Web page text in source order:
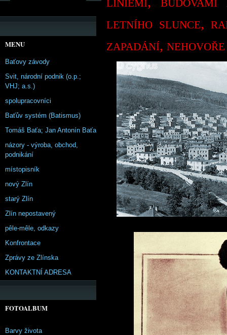
letního slunce,
zapadání,
MENU
Baťovy závody
Svit, národní podnik (o.p.;
VHJ; a.s.)
spolupracovníci
Baťův systém (Batismus)
Tomáš Baťa; Jan Antonín Baťa
názory - výroba, obchod,
podnikání
místopisník
nový Zlín
starý Zlín
Zlín nepostavený
pêle-mêle, odkazy
Konfrontace
Zprávy ze Zlínska
KONTAKTNÍ ADRESA
FOTOALBUM
Barvy života